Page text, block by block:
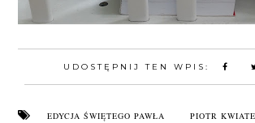
UDOSTĘPNIJ TEN WPIS:
EDYCJA ŚWIĘTEGO PAWŁA PIOTR